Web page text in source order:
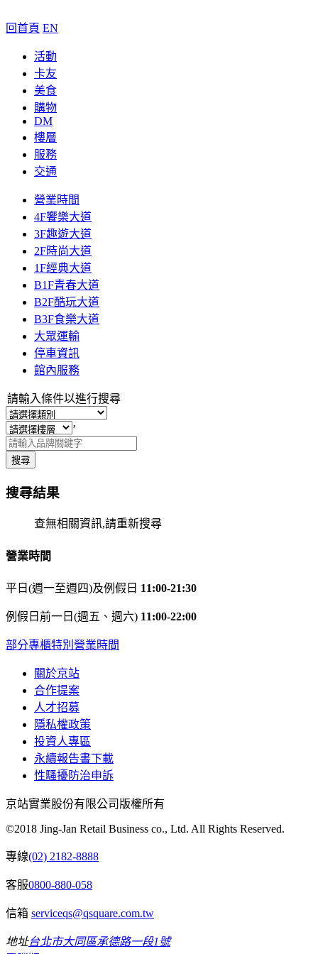
回首頁 EN
活動
卡友
美食
購物
DM
樓層
服務
交通
營業時間
4F饗樂大道
3F趣遊大道
2F時尚大道
1F經典大道
B1F青春大道
B2F酷玩大道
B3F食樂大道
大眾運輸
停車資訊
館內服務
請輸入條件以進行搜尋
’
搜尋
搜尋結果
查無相關資訊,請重新搜尋
營業時間
平日(週一至週四)及例假日 11:00-21:30
例假日前一日(週五、週六) 11:00-22:00
部分專櫃特別營業時間
關於京站
合作提案
人才招募
隱私權政策
投資人專區
永續報告書下載
性騷擾防治申訴
京站實業股份有限公司版權所有
©2018 Jing-Jan Retail Business co., Ltd. All Rights Reserved.
專線(02) 2182-8888
客服0800-880-058
信箱 serviceqs@qsquare.com.tw
地址台北市大同區承德路一段1號